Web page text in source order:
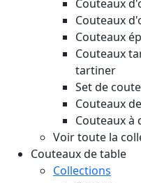
Couteaux
Couteaux
Couteaux
Couteaux
tartiner
Set de
Couteaux
Couteaux à
Voir toute la
Couteaux de table
Collections